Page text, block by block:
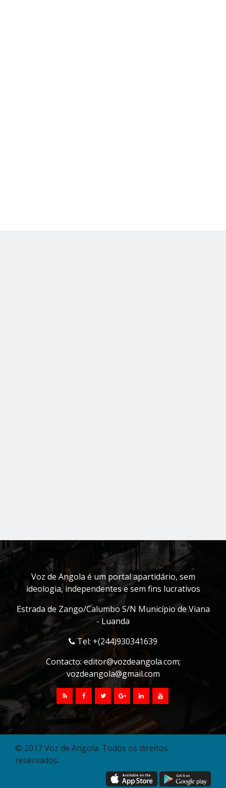
Voz de Angola é um portal apartidário, sem
ideologia, independentes e sem fins lucrativos
Estrada de Zango/Calumbo S/N Município de Viana
- Luanda
Tel: +(244)930341639
Contacto:editor@vozdeangola.com;
vozdeangola@gmail.com
© 2017 Voz de Angola. Todos os direitos
reservados.